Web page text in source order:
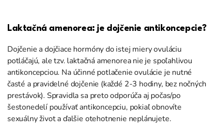
Laktačná amenorea: je dojčenie antikoncepcie?
Dojčenie a dojčiace hormóny do istej miery ovuláciu
potláčajú, ale tzv. laktačná amenoreanie je spoľahlivou
antikoncepciou. Na účinné potlačenie ovulácie je nutné
časté a pravidelné dojčenie (každé 2-3 hodiny, bez nočných
prestávok). Spravidla sa preto odporúča aj počas/po
šestonedelí používať antikoncepciu, pokiaľ obnovíte
sexuálny život a ďalšie otehotnenie neplánujete.